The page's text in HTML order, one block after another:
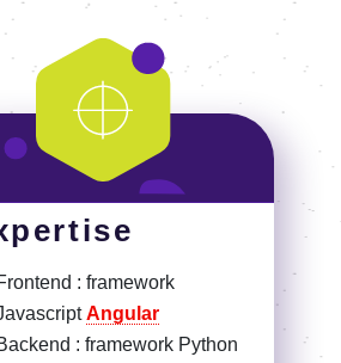
: framework
Angular
: framework Python